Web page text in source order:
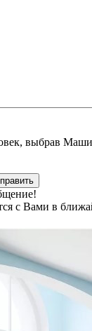
выбрав
с Вами в